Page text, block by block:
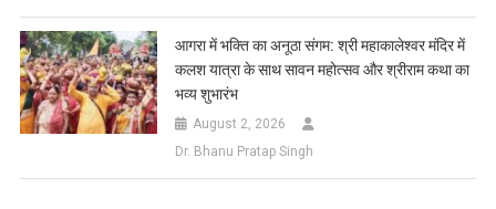
आगरा में भक्ति का अनूठा संगम: श्री महाकालेश्वर मंदिर में
कलश यात्रा के साथ सावन महोत्सव और श्रीराम कथा का
भव्य शुभारंभ
August 2, 2026
Dr. Bhanu Pratap Singh